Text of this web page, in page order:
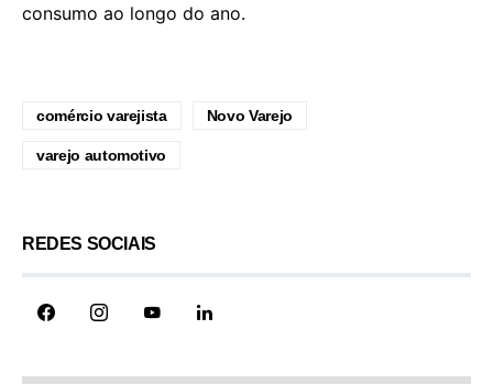
consumo ao longo do ano.
comércio varejista Novo Varejo
varejo automotivo
REDES SOCIAIS